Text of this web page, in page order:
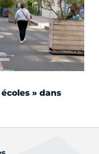
» dans